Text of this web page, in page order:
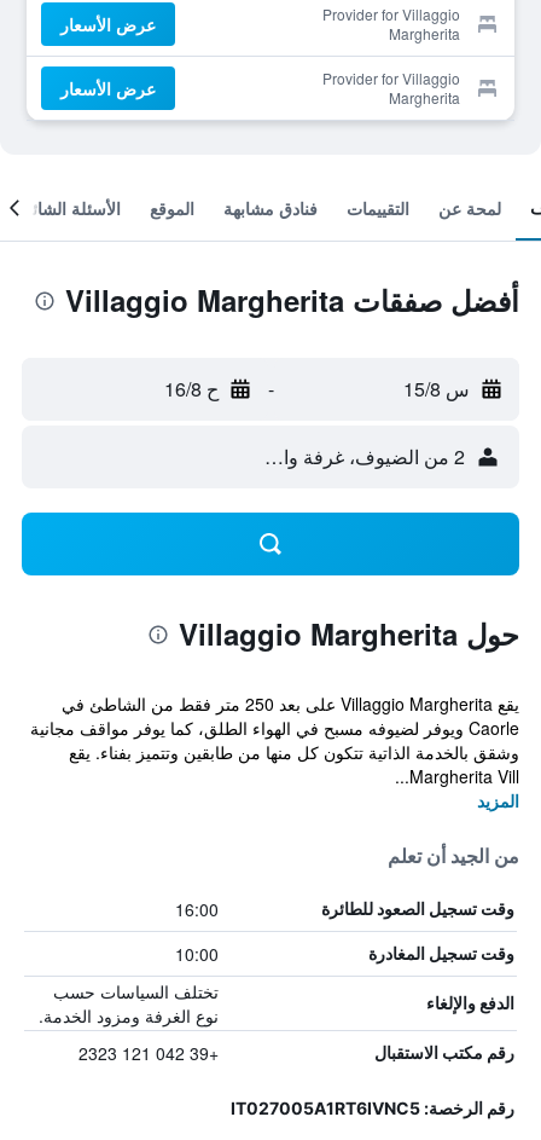
Provider for Villaggio
Margherita
عرض الأسعار
Provider for Villaggio
Margherita
عرض الأسعار
لمحة عن التقييمات فنادق مشابهة الموقع الأسئلة الشائعة
أفضل صفقات Villaggio Margherita
س 15/8 - ح 16/8
2 من الضيوف، غرفة واحدة
حول Villaggio Margherita
يقع Villaggio Margherita على بعد 250 متر فقط من الشاطئ في
Caorle ويوفر لضيوفه مسبح في الهواء الطلق، كما يوفر مواقف مجانية
وشقق بالخدمة الذاتية تتكون كل منها من طابقين وتتميز بفناء. يقع
Margherita Vill...
المزيد
من الجيد أن تعلم
وقت تسجيل الصعود للطائرة 16:00
وقت تسجيل المغادرة 10:00
الدفع والإلغاء
تختلف السياسات حسب
نوع الغرفة ومزود الخدمة.
رقم مكتب الاستقبال +39 042 121 2323
رقم الرخصة: IT027005A1RT6IVNC5